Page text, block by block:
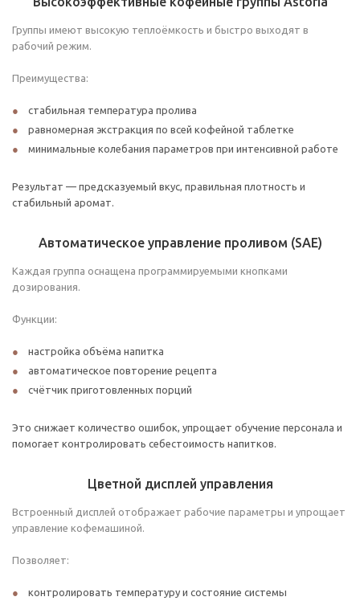
Группы имеют высокую теплоёмкость и быстро выходят в
рабочий режим.
Преимущества:
стабильная температура пролива
равномерная экстракция по всей кофейной таблетке
минимальные колебания параметров при интенсивной работе
Результат — предсказуемый вкус, правильная плотность и
стабильный аромат.
Автоматическое управление проливом (SAE)
Каждая группа оснащена программируемыми кнопками
дозирования.
Функции:
настройка объёма напитка
автоматическое повторение рецепта
счётчик приготовленных порций
Это снижает количество ошибок, упрощает обучение персонала и
помогает контролировать себестоимость напитков.
Цветной дисплей управления
Встроенный дисплей отображает рабочие параметры и упрощает
управление кофемашиной.
Позволяет:
контролировать температуру и состояние системы